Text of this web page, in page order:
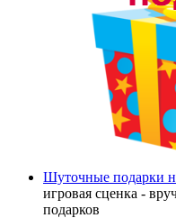
Шуточные подарки
игровая сценка -
подарков